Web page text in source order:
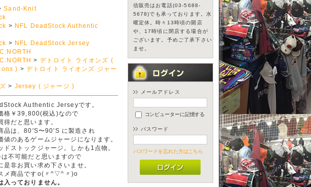
Sand-Knit
> NFL DeadStock Authentic
> NFL DeadStock Jersey
> デトロイト ライオンズ (
) > デトロイト ライオンズ ジャー
> Jersey ( ジャージ )
Authentic Jerseyです。
格￥39,800(税込)なので
得だと思います。
品は、80'S〜90'S に製造され
値のあるゲームジャージになります。
ドストックジャージ。しかも1点物。
不可能だと思いますので
是非お買い求め下さいませ。
メ商品ですo(〃^▽^〃)o
っておりません。
信販売はお電話(03-5688-
5678)でも承っております。水
曜定休。時々13時頃の開店
や、17時頃に閉店する場合が
ございます。予めご了承下さい
ませ。
メールアドレス
コンピューターに記憶する
パスワード
パスワードを忘れた方はこちら